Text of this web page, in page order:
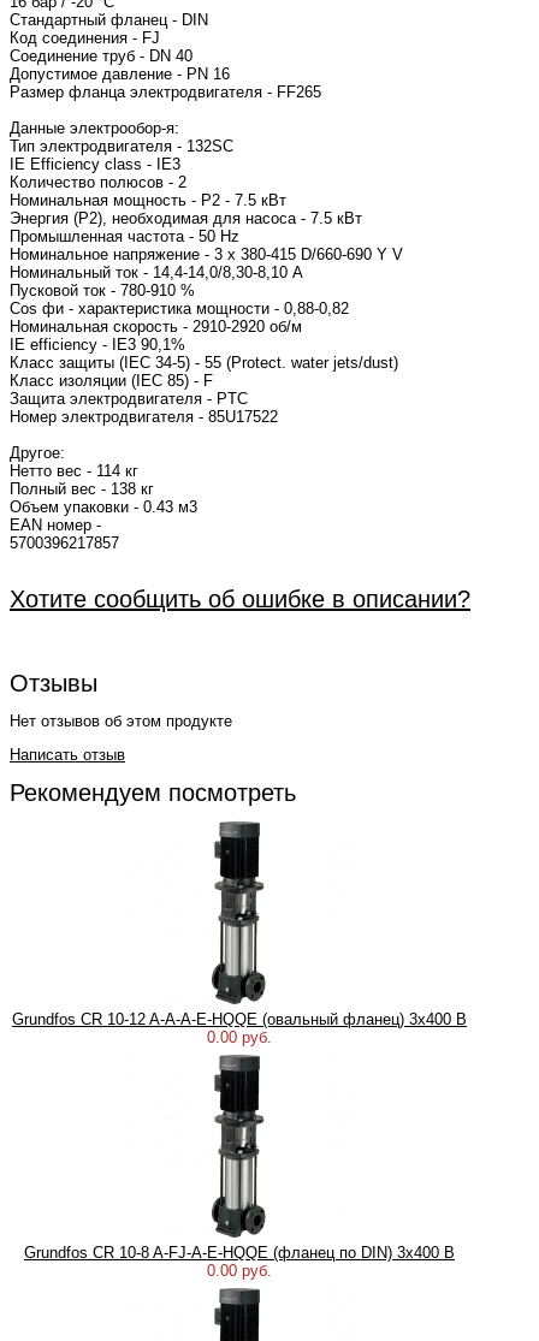
Стандартный фланец - DIN
Код соединения - FJ
Соединение труб - DN 40
Допустимое давление - PN 16
Размер фланца электродвигателя - FF265
Данные электрообор-я:
Тип электродвигателя - 132SC
IE Efficiency class - IE3
Количество полюсов - 2
Номинальная мощность - P2 - 7.5 кВт
Энергия (Р2), необходимая для насоса - 7.5 кВт
Промышленная частота - 50 Hz
Номинальное напряжение - 3 x 380-415 D/660-690 Y V
Номинальный ток - 14,4-14,0/8,30-8,10
Пусковой ток - 780-910 %
Cos фи - характеристика мощности -
Номинальная скорость - 2910-2920 об/м
IE efficiency - IE3 90,1%
Класс защиты (IEC 34-5) - 55 (Protect. water jets/dust)
Класс изоляции (IEC 85) - F
Защита электродвигателя - PTC
Номер электродвигателя -
Другое:
Нетто вес - 114 кг
Полный вес - 138 кг
Объем упаковки - 0.43 м3
EAN номер -
Хотите сообщить об ошибке в описании?
Отзывы
Нет отзывов об этом продукте
Написать отзыв
Рекомендуем посмотреть
Grundfos CR 10-12 A-A-A-E-HQQE (овальный фланец) 3х400 В
0.00 руб.
Grundfos CR 10-8 A-FJ-A-E-HQQE (фланец по DIN) 3х400 В
0.00 руб.